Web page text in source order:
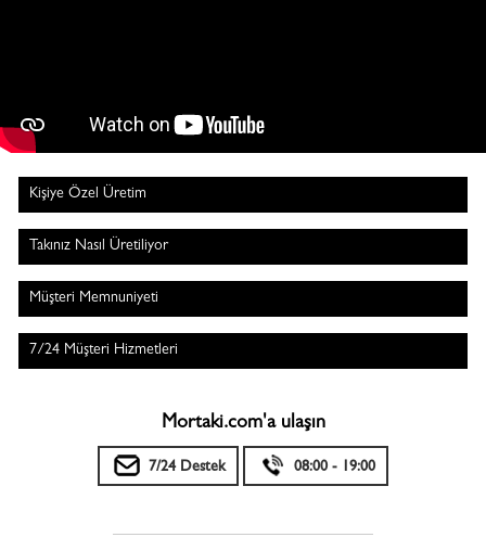
Kişiye Özel Üretim
Takınız Nasıl Üretiliyor
Müşteri Memnuniyeti
7/24 Müşteri Hizmetleri
Mortaki.com'a ulaşın
7/24 Destek 08:00 - 19:00